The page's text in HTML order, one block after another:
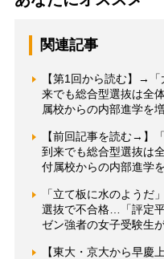
関連記事
【第1回から読む】→
来でも総合型選抜は全
属校からの内部進学を
【前回記事を読む→】
到来でも総合型選抜は
付属校からの内部進学
「立て板に水のようだ
選抜で不合格…「評定
ゼン強者の女子受験生
【東大・京大から早慶